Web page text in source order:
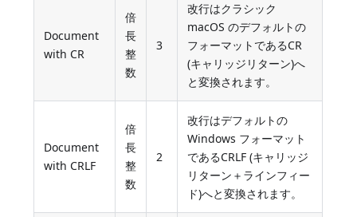
Document
with CR
倍
長
整
数
3
改行はクラシック
macOS のデフォルトの
フォーマットであるCR
(キャリッジリターン)へ
と変換されます。
Document
with CRLF
倍
長
整
数
2
改行はデフォルトの
Windows フォーマット
であるCRLF (キャリッジ
リターン＋ラインフィー
ド)へと変換されます。